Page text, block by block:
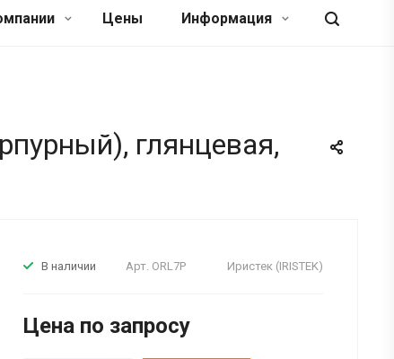
Цены Информация
глянцевая,
В наличии Арт. ORL7P Иристек (IRISTEK)
Цена по запросу